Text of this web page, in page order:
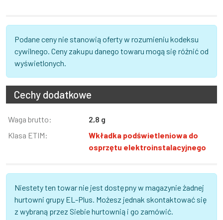
Podane ceny nie stanowią oferty w rozumieniu kodeksu
cywilnego. Ceny zakupu danego towaru mogą się różnić od
wyświetlonych.
Cechy dodatkowe
Informacja
Wartość
Waga brutto:
2,8 g
Klasa ETIM:
Wkładka podświetleniowa do
osprzętu elektroinstalacyjnego
Niestety ten towar nie jest dostępny w magazynie żadnej
hurtowni grupy EL-Plus. Możesz jednak skontaktować się
z wybraną przez Siebie hurtownią i go zamówić.